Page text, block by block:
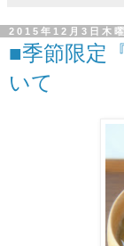
2015年12月3日木曜
■季節限定
いて